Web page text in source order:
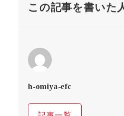
この記事を書いた
h-omiya-efc